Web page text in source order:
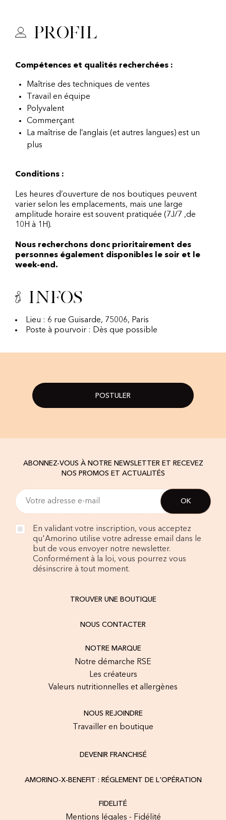
Profil
Compétences et qualités recherchées :
Maîtrise des techniques de ventes
Travail en équipe
Polyvalent
Commerçant
La maîtrise de l’anglais (et autres langues) est un
plus
Conditions :
Les heures d’ouverture de nos boutiques peuvent
varier selon les emplacements, mais une large
amplitude horaire est souvent pratiquée (7J/7 ,de
10H à 1H).
Nous recherchons donc prioritairement des
personnes également disponibles le soir et le
week-end.
Infos
Lieu : 6 rue Guisarde, 75006, Paris
Poste à pourvoir : Dès que possible
POSTULER
ABONNEZ-VOUS À NOTRE NEWSLETTER ET RECEVEZ
NOS PROMOS ET ACTUALITÉS
En validant votre inscription, vous acceptez
qu'Amorino utilise votre adresse email dans le
but de vous envoyer notre newsletter.
Conformément à la loi, vous pourrez vous
désinscrire à tout moment.
TROUVER UNE BOUTIQUE
NOUS CONTACTER
NOTRE MARQUE
Notre démarche RSE
Les créateurs
Valeurs nutritionnelles et allergènes
NOUS REJOINDRE
Travailler en boutique
DEVENIR FRANCHISÉ
AMORINO-X-BENEFIT : RÉGLEMENT DE L'OPÉRATION
FIDELITÉ
Mentions légales - Fidélité